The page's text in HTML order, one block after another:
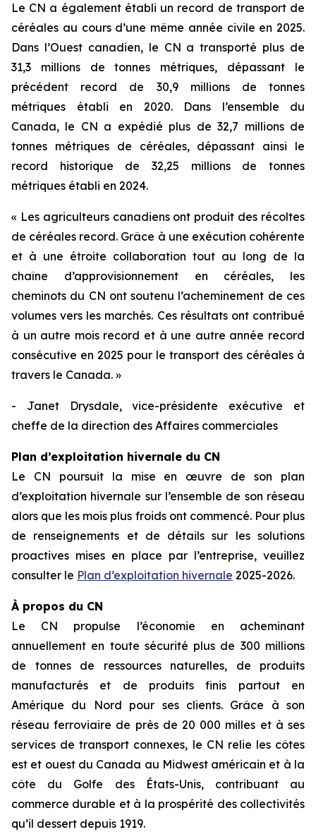
Le CN a également établi un record de transport de
céréales au cours d’une même année civile en 2025.
Dans l’Ouest canadien, le CN a transporté plus de
31,3 millions de tonnes métriques, dépassant le
précédent record de 30,9 millions de tonnes
métriques établi en 2020. Dans l’ensemble du
Canada, le CN a expédié plus de 32,7 millions de
tonnes métriques de céréales, dépassant ainsi le
record historique de 32,25 millions de tonnes
métriques établi en 2024.
« Les agriculteurs canadiens ont produit des récoltes
de céréales record. Grâce à une exécution cohérente
et à une étroite collaboration tout au long de la
chaîne d’approvisionnement en céréales, les
cheminots du CN ont soutenu l’acheminement de ces
volumes vers les marchés. Ces résultats ont contribué
à un autre mois record et à une autre année record
consécutive en 2025 pour le transport des céréales à
travers le Canada. »
- Janet Drysdale, vice-présidente exécutive et
cheffe de la direction des Affaires commerciales
Plan d’exploitation hivernale du CN
Le CN poursuit la mise en œuvre de son plan
d’exploitation hivernale sur l’ensemble de son réseau
alors que les mois plus froids ont commencé. Pour plus
de renseignements et de détails sur les solutions
proactives mises en place par l’entreprise, veuillez
consulter le Plan d’exploitation hivernale 2025-2026.
À propos du CN
Le CN propulse l’économie en acheminant
annuellement en toute sécurité plus de 300 millions
de tonnes de ressources naturelles, de produits
manufacturés et de produits finis partout en
Amérique du Nord pour ses clients. Grâce à son
réseau ferroviaire de près de 20 000 milles et à ses
services de transport connexes, le CN relie les côtes
est et ouest du Canada au Midwest américain et à la
côte du Golfe des États-Unis, contribuant au
commerce durable et à la prospérité des collectivités
qu’il dessert depuis 1919.